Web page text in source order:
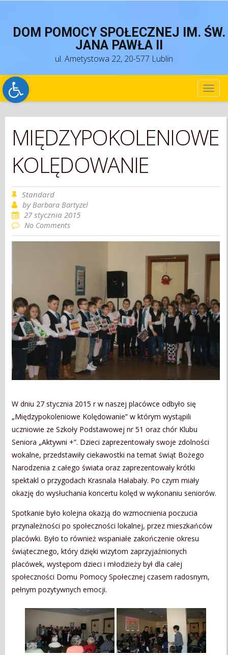
Open toolbar
DOM POMOCY SPOŁECZNEJ IM. ŚW.
JANA PAWŁA II
ul. Ametystowa 22, 20-577 Lublin
MIĘDZYPOKOLENIOWE
KOLĘDOWANIE
Standard
byBarbara Bartyzel
27 stycznia 2015
No Comments
W dniu 27 stycznia 2015 r w naszej placówce odbyło się
„Międzypokoleniowe Kolędowanie” w którym wystąpili
uczniowie ze Szkoły Podstawowej nr 51 oraz chór Klubu
Seniora „Aktywni +”. Dzieci zaprezentowały swoje zdolności
wokalne, przedstawiły ciekawostki na temat świąt Bożego
Narodzenia z całego świata oraz zaprezentowały krótki
spektakl o przygodach Krasnala Hałabały. Po czym miały
okazję do wysłuchania koncertu kolęd w wykonaniu seniorów.
Spotkanie było kolejna okazją do wzmocnienia poczucia
przynależności po społeczności lokalnej, przez mieszkańców
placówki. Było to również wspaniałe zakończenie okresu
świątecznego, który dzięki wizytom zaprzyjaźnionych
placówek, występom dzieci i młodzieży był dla całej
społeczności Domu Pomocy Społecznej czasem radosnym,
pełnym pozytywnych emocji.